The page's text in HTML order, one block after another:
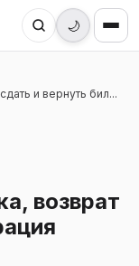
🌙
и вернуть бил...
возврат